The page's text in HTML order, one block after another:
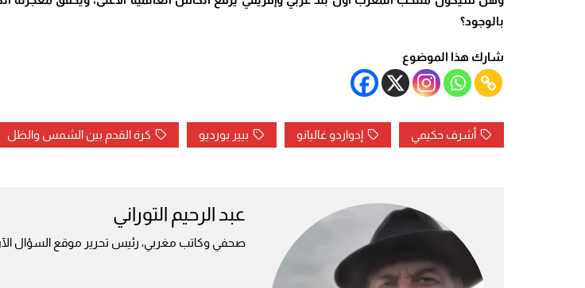
بالوجود؟
شارك هذا الموضوع
أشرف حكيمي إدواردو غاليانو بيير بورديو كرة القدم بين الشمس والظل
عبد الرحيم التوراني
صحفي وكاتب مغربي، رئيس تحرير موقع السؤال